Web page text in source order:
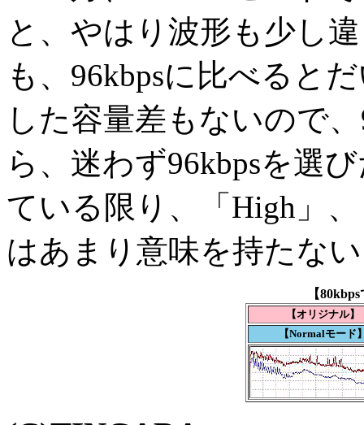
と、やはり波形も少し
も、96kbpsに比べると
した容量差もないので
ら、迷わず96kbpsを選
ている限り、「High」
はあまり意味を持たな
【
【オリジナル】
【Normalモード